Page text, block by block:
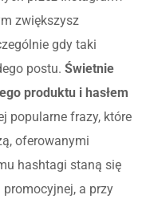
zwiększysz
gdy taki
postu. Świetnie
produktu i hasłem
popularne frazy, które
oferowanymi
hashtagi staną się
a przy